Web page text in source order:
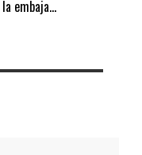
embaja...